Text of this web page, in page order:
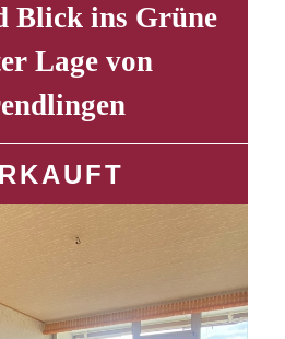
Blick ins Grüne
Lage von